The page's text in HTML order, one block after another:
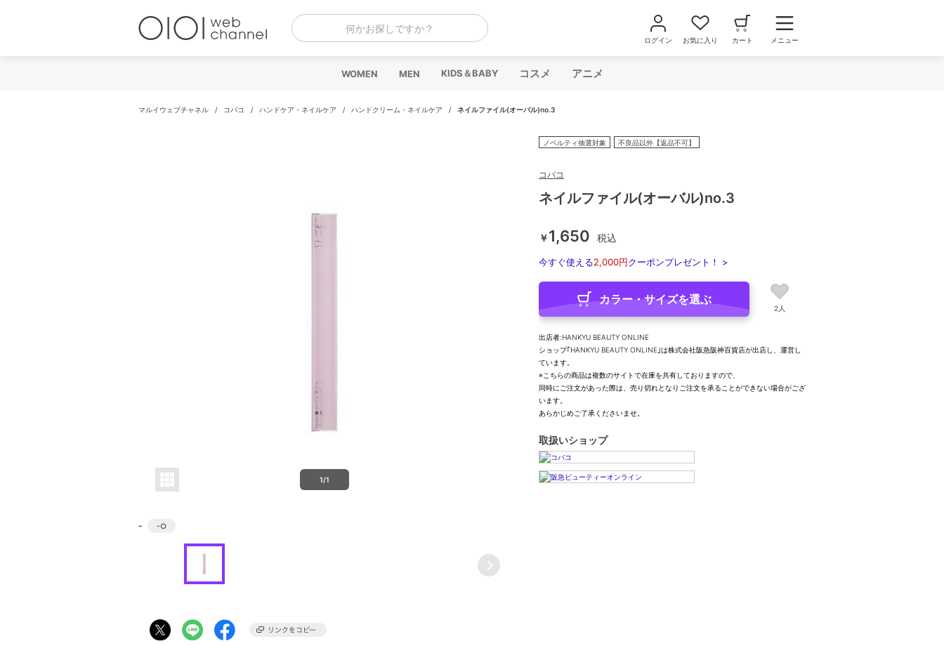
何かお探しですか？
ログイン お気に入り カート メニュー
WOMEN MEN KIDS＆BABY コスメ アニメ
マルイウェブチャネル / コバコ / ハンドケア・ネイルケア / ハンドクリーム・ネイルケア / ネイルファイル(オーバル)no.3
1/1
- -○
ノベルティ抽選対象 不良品以外【返品不可】
コバコ
ネイルファイル(オーバル)no.3
￥1,650 税込
今すぐ使える2,000円クーポンプレゼント！ >
カラー・サイズを選ぶ
2人
出店者:HANKYU BEAUTY ONLINE
ショップ｢HANKYU BEAUTY ONLINE｣は株式会社阪急阪神百貨店が出店し、運営し
ています。
※こちらの商品は複数のサイトで在庫を共有しておりますので、
同時にご注文があった際は、売り切れとなりご注文を承ることができない場合がござ
います。
あらかじめご了承くださいませ。
取扱いショップ